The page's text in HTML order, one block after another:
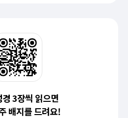
경 3장씩 읽으면
배지를 드려요!